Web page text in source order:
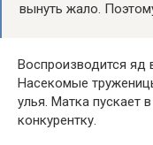
вынуть жало.
Воспроизводится яд
Насекомые
улья. Матка пускает
конкурентку.